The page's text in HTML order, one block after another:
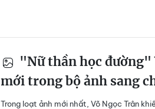
"Nữ thần học đường"
mới trong bộ ảnh sang
Trong loạt ảnh mới nhất, Võ Ngọc Trân